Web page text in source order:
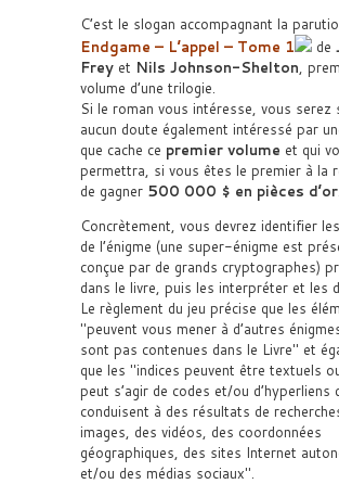
C’est le slogan accompagnant la
Endgame – L’appel – Tome 1
de
Frey et Nils Johnson-Shelton,
volume d’une trilogie.
Si le roman vous intéresse, vous serez
aucun doute également intéressé par
que cache ce premier volume et qui
permettra, si vous êtes le premier à la
de gagner 500 000 $ en pièces d’or
Concrètement, vous devrez identifier
de l’énigme (une super-énigme est
conçue par de grands cryptographes)
dans le livre, puis les interpréter et les
Le règlement du jeu précise que les
peuvent vous mener à d’autres
sont pas contenues dans le Livre
et
que les
indices peuvent être textuels
peut s’agir de codes et/ou d’hyperliens
conduisent à des résultats de
images, des vidéos, des coordonnées
géographiques, des sites Internet
et/ou des médias sociaux .